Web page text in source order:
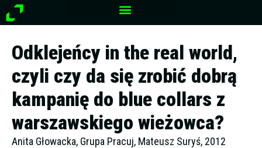
Przejdź
do
Odklejeńcy in the real world,
czyli czy da się zrobić dobrą
kampanię do blue collars z
warszawskiego wieżowca?
Anita Głowacka, Grupa Pracuj, Mateusz Suryś, 2012